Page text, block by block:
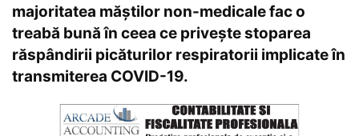
majoritatea măștilor non-medicale fac o
treabă bună în ceea ce privește stoparea
răspândirii picăturilor respiratorii implicate în
transmiterea COVID-19.